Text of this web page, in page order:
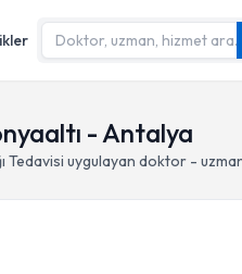
- Antalya
Tedavisi uygulayan doktor -